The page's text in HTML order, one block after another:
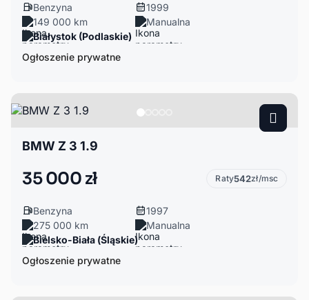
Benzyna
1999
149 000 km
Manualna
Białystok (Podlaskie)
Ogłoszenie prywatne
BMW Z 3 1.9
35 000 zł Raty542zł/msc
Benzyna
1997
275 000 km
Manualna
Bielsko-Biała (Śląskie)
Ogłoszenie prywatne